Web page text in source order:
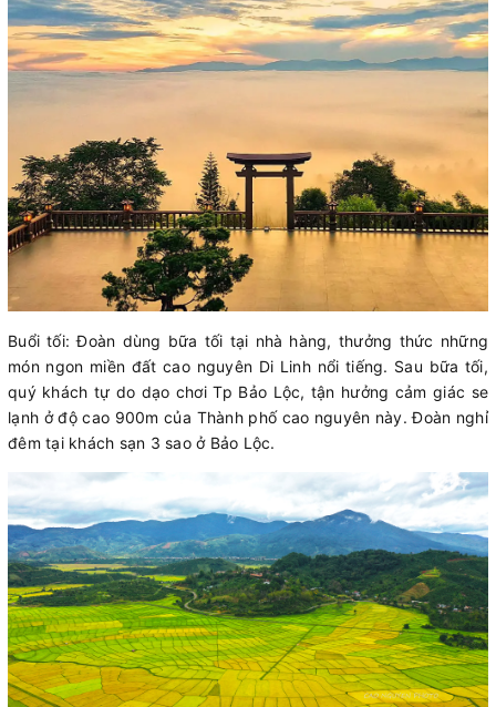
Buổi tối: Đoàn dùng bữa tối tại nhà hàng, thưởng thức những
món ngon miền đất cao nguyên Di Linh nổi tiếng. Sau bữa tối,
quý khách tự do dạo chơi Tp Bảo Lộc, tận hưởng cảm giác se
lạnh ở độ cao 900m của Thành phố cao nguyên này. Đoàn nghỉ
đêm tại khách sạn 3 sao ở Bảo Lộc.